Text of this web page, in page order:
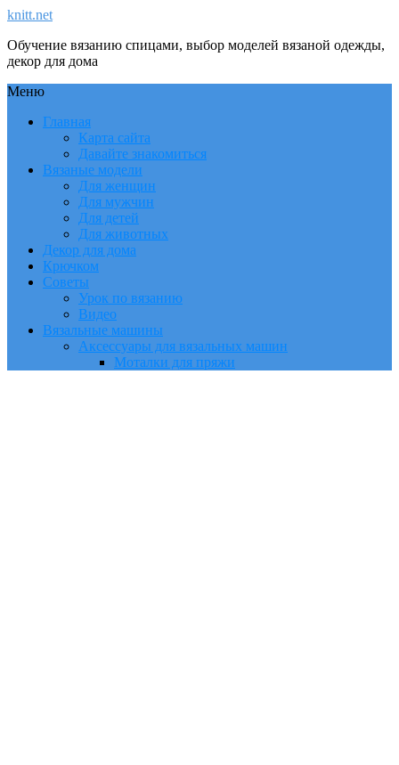
knitt.net
Обучение вязанию спицами, выбор моделей вязаной одежды,
декор для дома
Меню
Главная
Карта сайта
Давайте знакомиться
Вязаные модели
Для женщин
Для мужчин
Для детей
Для животных
Декор для дома
Крючком
Советы
Урок по вязанию
Видео
Вязальные машины
Аксессуары для вязальных машин
Моталки для пряжи